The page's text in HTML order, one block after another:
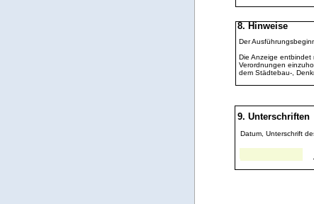
8. Hinweise
Der
Die Anzeige
Verordnungen
dem Städtebau-,
9. Unterschriften
Datum, Unterschrift